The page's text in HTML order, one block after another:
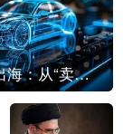
中国汽车出海：从“卖出去”到“走进去”